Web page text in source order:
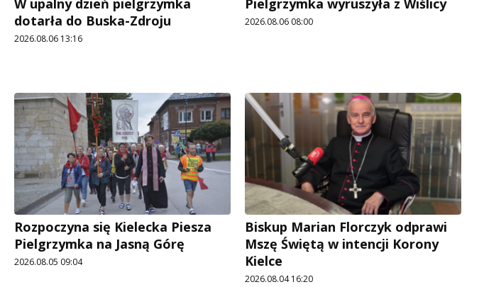
W upalny dzień pielgrzymka
dotarła do Buska-Zdroju
2026.08.06 13:16
Pielgrzymka wyruszyła z Wiślicy
2026.08.06 08:00
Rozpoczyna się Kielecka Piesza
Pielgrzymka na Jasną Górę
2026.08.05 09:04
Biskup Marian Florczyk odprawi
Mszę Świętą w intencji Korony
Kielce
2026.08.04 16:20